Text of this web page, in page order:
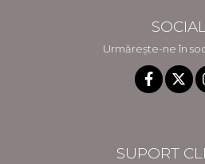
Urmărește-ne în
SUPORT